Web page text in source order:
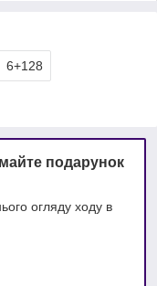
6+128
подарунок
огляду ходу в